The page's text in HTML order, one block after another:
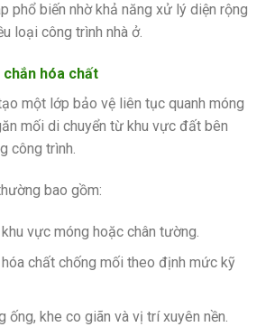
phổ biến nhờ khả năng xử lý diện rộng
loại công trình nhà ở.
chắn hóa chất
một lớp bảo vệ liên tục quanh móng
mối di chuyển từ khu vực đất bên
công trình.
bao gồm:
vực móng hoặc chân tường.
chất chống mối theo định mức kỹ
ống, khe co giãn và vị trí xuyên nền.